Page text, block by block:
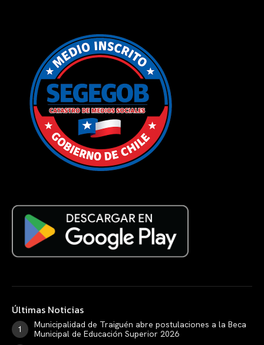
Últimas Noticias
Municipalidad de Traiguén abre postulaciones a la Beca
Municipal de Educación Superior 2026